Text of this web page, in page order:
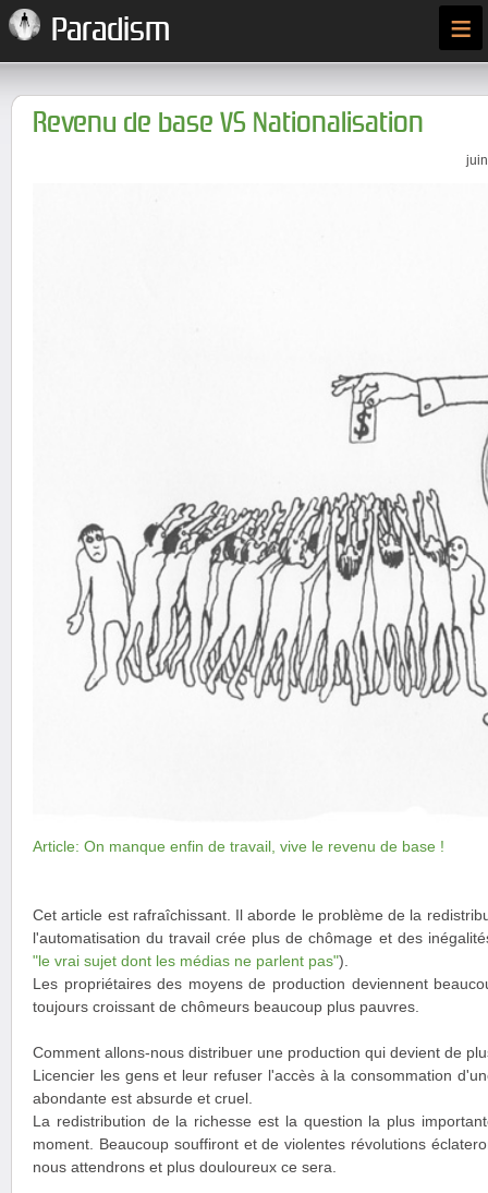
Paradism ≡
Revenu de base VS Nationalisation
Article: On manque enfin de travail, vive le revenu de base !
Cet article est rafraîchissant. Il aborde le problème de la
l'automatisation du travail crée plus de chômage et des
"le vrai sujet dont les médias ne parlent pas").
Les propriétaires des moyens de production deviennent
toujours croissant de chômeurs beaucoup plus pauvres.
Comment allons-nous distribuer une production qui devient de
Licencier les gens et leur refuser l'accès à la consommation
abondante est absurde et cruel.
La redistribution de la richesse est la question la plus
moment. Beaucoup souffiront et de violentes révolutions
nous attendrons et plus douloureux ce sera.